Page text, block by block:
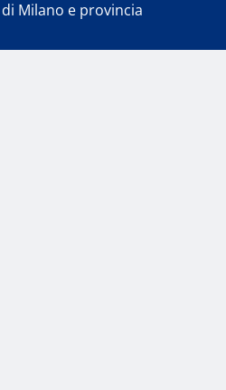
Milano e provincia